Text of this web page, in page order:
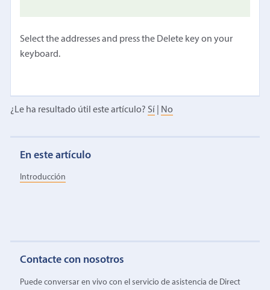
Select the addresses and press the Delete key on your
keyboard.
¿Le ha resultado útil este artículo? Sí No
En este artículo
Introducción
Contacte con nosotros
Puede conversar en vivo con el servicio de asistencia de Direct